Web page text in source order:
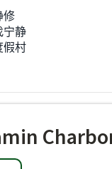
修
宁静
假村